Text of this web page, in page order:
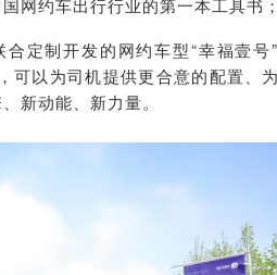
网约车出行行业的第一本工具书；
定制开发的网约车型“幸福壹号
可以为司机提供更合意的配置、
新动能、新力量。